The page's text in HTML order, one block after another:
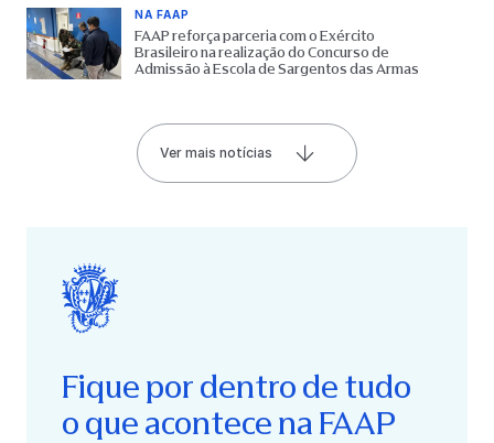
NA FAAP
FAAP reforça parceria com o Exército
Brasileiro na realização do Concurso de
Admissão à Escola de Sargentos das Armas
Ver mais notícias
Fique por dentro de tudo
o que acontece na FAAP